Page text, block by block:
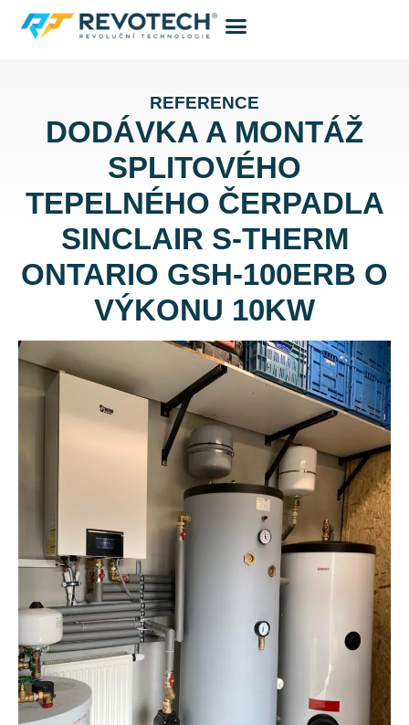
REFERENCE
DODÁVKA A MONTÁŽ
SPLITOVÉHO
TEPELNÉHO ČERPADLA
SINCLAIR S-THERM
ONTARIO GSH-100ERB O
VÝKONU 10KW